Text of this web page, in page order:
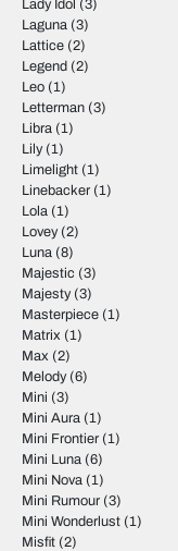
Lady Idol (3)
Laguna (3)
Lattice (2)
Legend (2)
Leo (1)
Letterman (3)
Libra (1)
Lily(1)
Limelight (1)
Linebacker (1)
Lola (1)
Lovey(2)
Luna (8)
Majestic (3)
Majesty(3)
Masterpiece (1)
Matrix (1)
Max (2)
Melody(6)
Mini (3)
Mini Aura (1)
Mini Frontier (1)
Mini Luna (6)
Mini Nova (1)
Mini Rumour (3)
Mini Wonderlust (1)
Misfit (2)